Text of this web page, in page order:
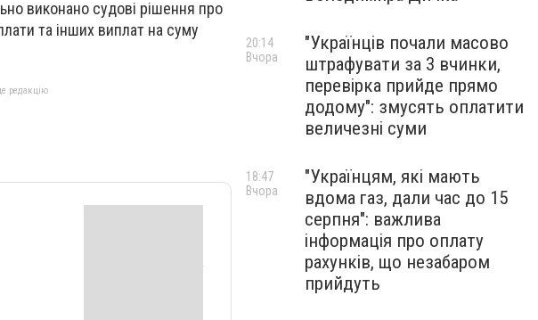
виконано судові рішення про
та інших виплат на суму
редакцію
"Українців почали масово
штрафувати за 3 вчинки,
перевірка прийде прямо
додому": змусять оплатити
величезні суми
20:14
Вчора
"Українцям, які мають
вдома газ, дали час до 15
серпня": важлива
інформація про оплату
рахунків, що незабаром
прийдуть
18:47
Вчора